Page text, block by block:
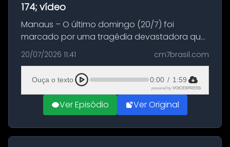
174; vídeo
Manaus – O último domingo (20/7) foi
marcado por uma tragédia devastadora que
resultou na morte precoce de dois jovens na
BR-174, na zona rural de Manaus. Um passeio
com destino a um típico café regio...
20/07/2026 11:41 cm7brasil.com
Ouça o texto 0:00 / 1:59
powered by VOICEXPRESS
Ver Episódio Ver Original